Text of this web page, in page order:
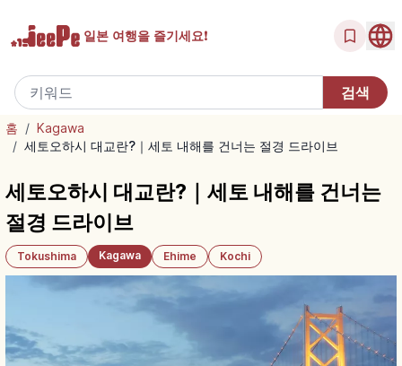
일본 여행을 즐기세요!
홈 / Kagawa
/ 세토오하시 대교란?｜세토 내해를 건너는 절경 드라이브
세토오하시 대교란?｜세토 내해를 건너는
절경 드라이브
Tokushima Kagawa Ehime Kochi